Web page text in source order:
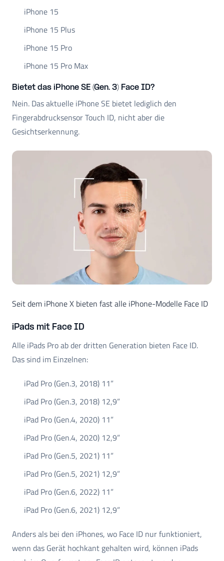
iPhone 15
iPhone 15 Plus
iPhone 15 Pro
iPhone 15 Pro Max
Bietet das iPhone SE (Gen. 3) Face ID?
Nein. Das aktuelle iPhone SE bietet lediglich den
Fingerabdrucksensor Touch ID, nicht aber die
Gesichtserkennung.
Seit dem iPhone X bieten fast alle iPhone-Modelle Face ID
iPads mit Face ID
Alle iPads Pro ab der dritten Generation bieten Face ID.
Das sind im Einzelnen:
iPad Pro (Gen.3, 2018) 11”
iPad Pro (Gen.3, 2018) 12,9”
iPad Pro (Gen.4, 2020) 11”
iPad Pro (Gen.4, 2020) 12,9”
iPad Pro (Gen.5, 2021) 11”
iPad Pro (Gen.5, 2021) 12,9”
iPad Pro (Gen.6, 2022) 11”
iPad Pro (Gen.6, 2021) 12,9”
Anders als bei den iPhones, wo Face ID nur funktioniert,
wenn das Gerät hochkant gehalten wird, können iPads